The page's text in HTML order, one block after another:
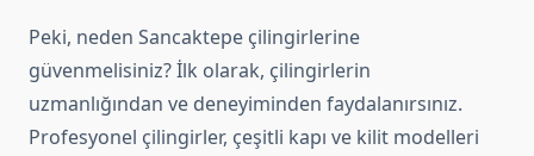
Peki, neden Sancaktepe çilingirlerine
güvenmelisiniz? İlk olarak, çilingirlerin
uzmanlığından ve deneyiminden faydalanırsınız.
Profesyonel çilingirler, çeşitli kapı ve kilit modelleri